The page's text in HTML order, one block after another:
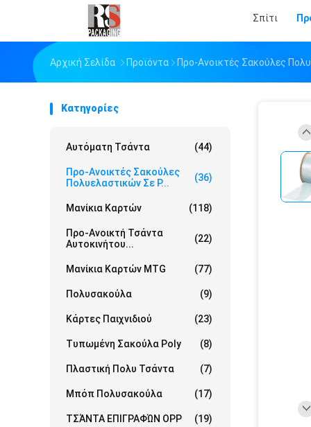
Σπίτι
Αρχική Σελίδα Προϊόντα Προ-Ανοικτές Σακούλες
Κατηγορίες
Αυτόματη Τσάντα (44)
Προ-Ανοικτές Σακούλες
Πολυελαστικών Σε Ρ...
(36)
Μανίκια Καρτών (118)
Προ-Ανοικτή Τσάντα
Αυτοκινήτου...
(22)
Μανίκια Καρτών MTG (77)
Πολυσακούλα (9)
Κάρτες Παιχνιδιού (23)
Τυπωμένη Σακούλα Poly (8)
Πλαστική Πολυ Τσάντα (7)
Μπόπ Πολυσακούλα (17)
ΤΣΆΝΤΑ ΕΠΙΓΡΑΦΏΝ OPP (19)